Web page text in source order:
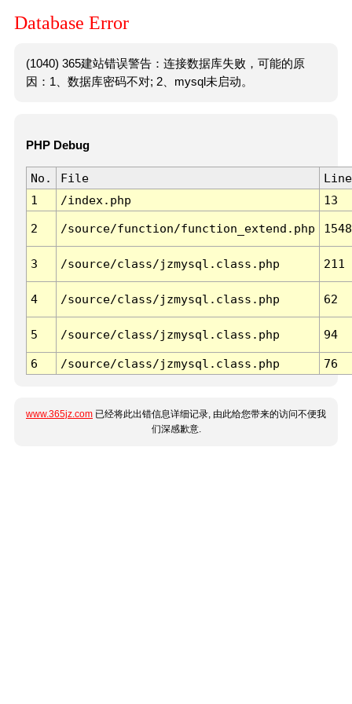
Database Error
(1040) 365建站错误警告：连接数据库失败，可能的原
因：1、数据库密码不对; 2、mysql未启动。
PHP Debug
No. File
Line
1
/index.php 13
2 /source/function/function_extend.php 1548
3 /source/class/jzmysql.class.php 211
4 /source/class/jzmysql.class.php 62
5 /source/class/jzmysql.class.php 94
6 /source/class/jzmysql.class.php 76
www.365jz.com 已经将此出错信息详细记录, 由此给您带来的访问不便我
们深感歉意.